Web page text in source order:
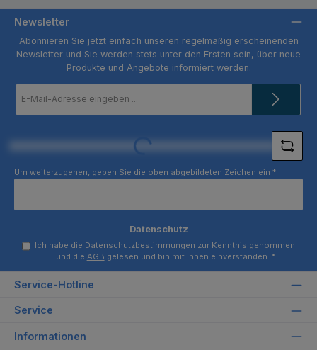
Newsletter
Abonnieren Sie jetzt einfach unseren regelmäßig erscheinenden
Newsletter und Sie werden stets unter den Ersten sein, über neue
Produkte und Angebote informiert werden.
Mail-
Loading...
Um weiterzugehen, geben Sie die oben abgebildeten Zeichen ein *
Datenschutz
Ich habe die Datenschutzbestimmungen zur Kenntnis genommen
und die AGB gelesen und bin mit ihnen einverstanden. *
Service-Hotline
Service
Informationen